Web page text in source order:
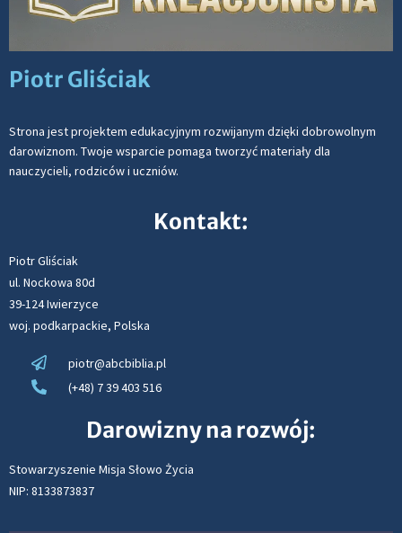
Piotr Gliściak
Strona jest projektem edukacyjnym rozwijanym dzięki dobrowolnym
darowiznom. Twoje wsparcie pomaga tworzyć materiały dla
nauczycieli, rodziców i uczniów.
Kontakt:
Piotr Gliściak
ul. Nockowa 80d
39-124 Iwierzyce
woj. podkarpackie, Polska
piotr@abcbiblia.pl
(+48) 7 39 403 516
Darowizny na rozwój:
Stowarzyszenie Misja Słowo Życia
NIP: 8133873837